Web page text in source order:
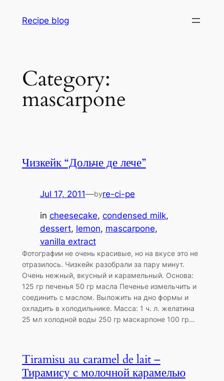
Recipe blog
Category:
mascarpone
Чизкейк “Дольче де лече”
Jul 17, 2011—byre-ci-pe
in cheesecake, condensed milk
dessert, lemon, mascarpone
vanilla extract
Фотографии не очень красивые, но на вкусе это не
отразилось. Чизкейк разобрали за пару минут.
Очень нежный, вкусный и карамельный. Основа:
125 гр печенья 50 гр масла Печенье измельчить и
соединить с маслом. Выложить на дно формы и
охладить в холодильнике. Масса: 1 ч. л. желатина
25 мл холодной воды 250 гр маскарпоне 100 гр…
Tiramisu au caramel de lait –
Тирамису с молочной карамелью